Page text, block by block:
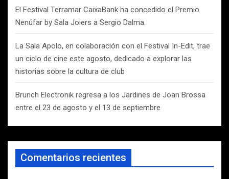
El Festival Terramar CaixaBank ha concedido el Premio
Nenúfar by Sala Joiers a Sergio Dalma.
La Sala Apolo, en colaboración con el Festival In-Edit, trae
un ciclo de cine este agosto, dedicado a explorar las
historias sobre la cultura de club
Brunch Electronik regresa a los Jardines de Joan Brossa
entre el 23 de agosto y el 13 de septiembre
Comentarios recientes